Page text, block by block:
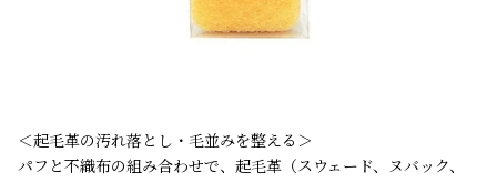
＜起毛革の汚れ落とし・毛並みを整える＞
パフと不織布の組み合わせで、起毛革（スウェード、ヌバック、